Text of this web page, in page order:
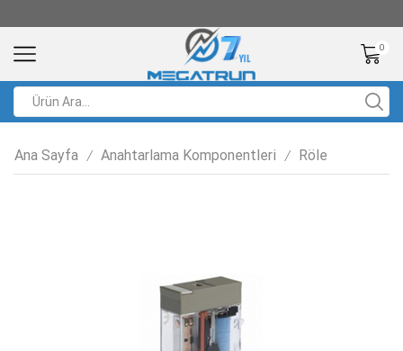
0
Ana Sayfa / Anahtarlama Komponentleri / Röle